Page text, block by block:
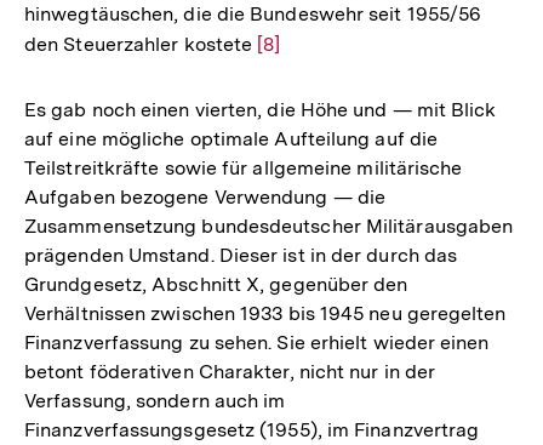
hinwegtäuschen, die die Bundeswehr seit 1955/56
den Steuerzahler kostete Zur
der
Fußnote
[8]
Es gab noch einen vierten, die Höhe und — mit Blick
auf eine mögliche optimale Aufteilung auf die
Teilstreitkräfte sowie für allgemeine militärische
Aufgaben bezogene Verwendung — die
Zusammensetzung bundesdeutscher Militärausgaben
prägenden Umstand. Dieser ist in der durch das
Grundgesetz, Abschnitt X, gegenüber den
Verhältnissen zwischen 1933 bis 1945 neu geregelten
Finanzverfassung zu sehen. Sie erhielt wieder einen
betont föderativen Charakter, nicht nur in der
Verfassung, sondern auch im
Finanzverfassungsgesetz (1955), im Finanzvertrag